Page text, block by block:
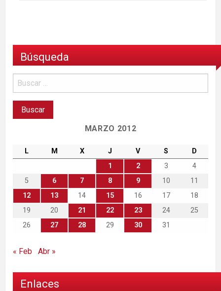
Búsqueda
MARZO 2012
L M X J V S
D
1
2 3
4
5
6 7 8 9 10
11
12
13 14 15 16 17
18
19
20 21 22 23 24
25
26
27 28 29 30 31
« Feb Abr »
Enlaces